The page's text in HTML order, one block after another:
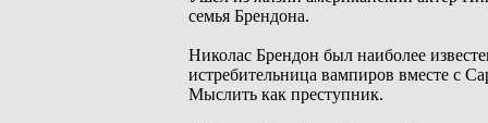
семья Брендона.
Николас Брендон был наиболее
истребительница вампиров вместе с
Мыслить как преступник.